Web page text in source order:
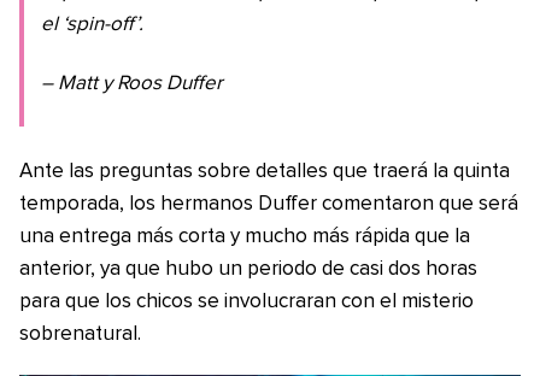
el ‘spin-off’.
– Matt y Roos Duffer
Ante las preguntas sobre detalles que traerá la quinta
temporada, los hermanos Duffer comentaron que será
una entrega más corta y mucho más rápida que la
anterior, ya que hubo un periodo de casi dos horas
para que los chicos se involucraran con el misterio
sobrenatural.